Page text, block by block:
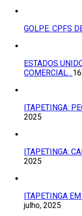
GOLPE: CPFS
ESTADOS
COMERCIAL…
ITAPETINGA:
2025
ITAPETINGA:
2025
ITAPETINGA
julho, 2025